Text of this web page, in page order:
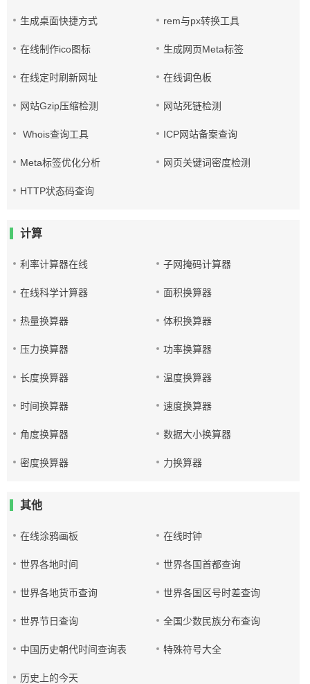
生成桌面快捷方式 rem与px转换工具
在线制作ico图标 生成网页Meta标签
在线定时刷新网址 在线调色板
网站Gzip压缩检测 网站死链检测
Whois查询工具 ICP网站备案查询
Meta标签优化分析 网页关键词密度检测
HTTP状态码查询
计算
利率计算器在线 子网掩码计算器
在线科学计算器 面积换算器
热量换算器 体积换算器
压力换算器 功率换算器
长度换算器 温度换算器
时间换算器 速度换算器
角度换算器 数据大小换算器
密度换算器 力换算器
其他
在线涂鸦画板 在线时钟
世界各地时间 世界各国首都查询
世界各地货币查询 世界各国区号时差查询
世界节日查询 全国少数民族分布查询
中国历史朝代时间查询表 特殊符号大全
历史上的今天